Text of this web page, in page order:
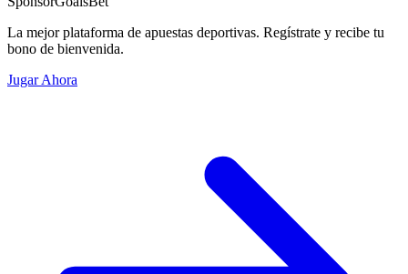
La mejor plataforma de apuestas deportivas. Regístrate y recibe tu
bono de bienvenida.
Jugar Ahora